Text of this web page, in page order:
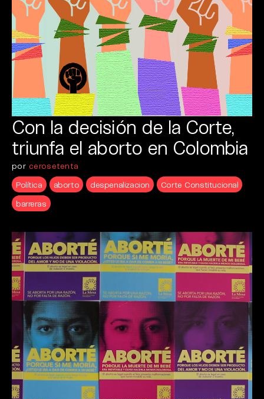
Con la decisión de la Corte,
triunfa el aborto en Colombia
por cerosetenta
Política
aborto despenalizacion
Corte Constitucional
barreras